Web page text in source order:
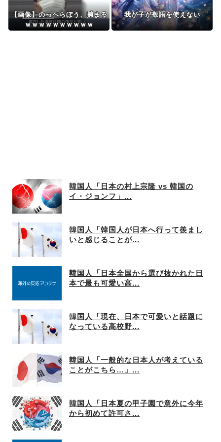
【画像】のっぺらぼう、捕まる
ｗｗｗｗｗｗｗｗｗｗ
我が子が敬語を使えない
韓国人「日本の村上宗隆 vs 韓国の
イ・ジョンフ」...
韓国人「韓国人が日本へ行って羨まし
いと感じることが...
韓国人「日本全国から選び抜かれた日
本で最も可愛い高...
韓国人「現在、日本で可愛いと話題に
なっている高校野...
韓国人「一般的な日本人が考えている
ことがこちら…」...
韓国人「日本夏の甲子園で意外に今年
から初めて許可さ...